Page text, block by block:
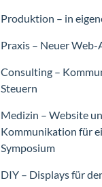
Produktion – in
Praxis – Neuer
Consulting –
Steuern
Medizin – Website
Kommunikation für
Symposium
DIY – Displays für